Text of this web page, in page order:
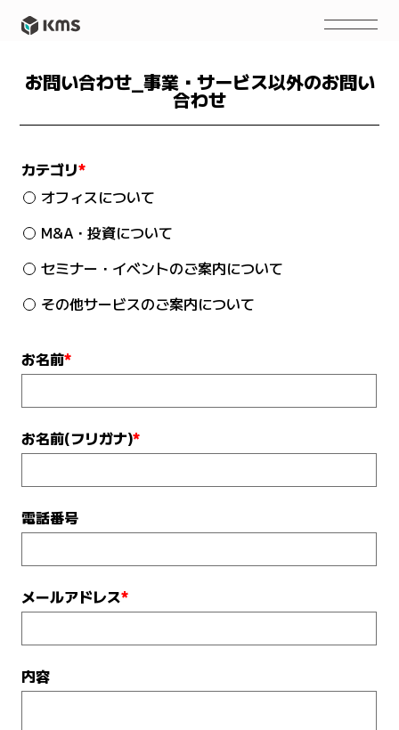
お問い合わせ_事業・サービス以外のお問い
合わせ
カテゴリ*
オフィスについて
M&A・投資について
セミナー・イベントのご案内について
その他サービスのご案内について
お名前*
お名前(フリガナ)*
電話番号
メールアドレス*
内容